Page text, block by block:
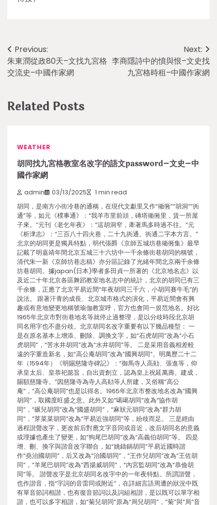
Post
navigation
Previous:
朱東潤從政80天–文找九宮格
交流史–中國作家網
Next:
李商隱詩中的憤與恨–文史找
九宮格時租–中國作家網
Related Posts
WEATHER
胡同找九宮格教室名改字的語文password–文史–中
國作家網
admin 03/13/2025 1 min read
胡同，是南方小街冷巷的通稱，在現代文獻里又作“衚衕”“胡洞”“衖
通”等，如元《樸事通》：“我羊市里前頭，磚塔衚衕里，賃一所屋
子來。”元刊《老乞年夜》：“這胡洞窄，牽著馬多時過不往。”元
《析津志》：“三百八十四火巷，二十九衖通。衖通二字本方言。”
北京的胡同更是獨具特點，明代張爵《京師五城坊巷衚衕集》最早
記載了明嘉靖年間北京五城三十六坊中一千余條街巷胡同的稱號，
清代朱一新《京師坊巷志稿》亦分區記錄了光緒年間北京兩千余條
坊巷胡同。據japan(日本)學者多田貞一所著的《北京地名志》以
及近二十年北京各區舞蹈教室地名志中的統計，北京的胡同已有三
千余條，正應了北京平易近間“年夜胡同三千六，小胡同賽牛毛”的
說法。 跟著汗青的成長、北京城市格式的演化，平易近間會有興
趣或有意地變更地稱號瑜伽教室呼，官方也會同一規范地名。好比
1965年北京市對街巷地名等就停止過整理，是以分歧時段北京胡
同名用字也不盡分歧。北京胡同名改字重要有以下幾品種型： 一
是在原名基本上增添、刪除、調換文字，如“石虎胡同”改為“小石
虎胡同”，“苦水井胡同”改為“水井胡同”等。 二是采用音義相差較
遠的字重造新名，如“高公庵胡同”改為“國興胡同”。明萬歷二十二
年（1594年）《明賜慈隆寺碑記》：“御馬寺人高勛、張進等，仰
承皇太后、皇恭祀懿旨，自出資創立，認為皇上祝延萬壽。建成，
賜額慈隆寺。”因慈隆寺為寺人高勛等人所建，又俗稱“高公
庵”，“高公庵胡同”也是以得名。1965年北京市整改地名改為“國興
胡同”，取國度旺盛之意。此外又如“噶噶胡同”改為“協作胡
同”，“碾兒胡同”改為“國盛胡同”，“麻狀元胡同”改為“群力胡
同”，“芽菜菜胡同”改為“平易近強胡同”等，紛歧而足。 三是經由
過程諧聲改字，更改前后對應文字音同或音近，改后胡同名的意義
或理據也產生了變更，如“狗尾巴胡同”改為“高義伯胡同”等。 四是
增、刪、換字與諧音改字聯合，如“姚鑄鍋胡同”平易近國時諧
作“堯治國胡同”，后又改為“治國胡同”，“王作兒胡同”改為“王佐胡
同”，“羊尾巴胡同”改為“西揚威胡同”，“內宮監胡同”改為“恭儉胡
同”等。 諧聲改字是北京胡同名改字中的一年夜特點。所謂諧聲，
也作諧音，指“字詞的音雷同或附近”，在詳細言語周遭的狀況中既
有單音節詞相諧，也有復音節詞以及詞組相諧，是以既可以單字相
諧，也可以多字相諧，如“菊兒胡同”原為“局兒胡同”，“菊”與“局”音